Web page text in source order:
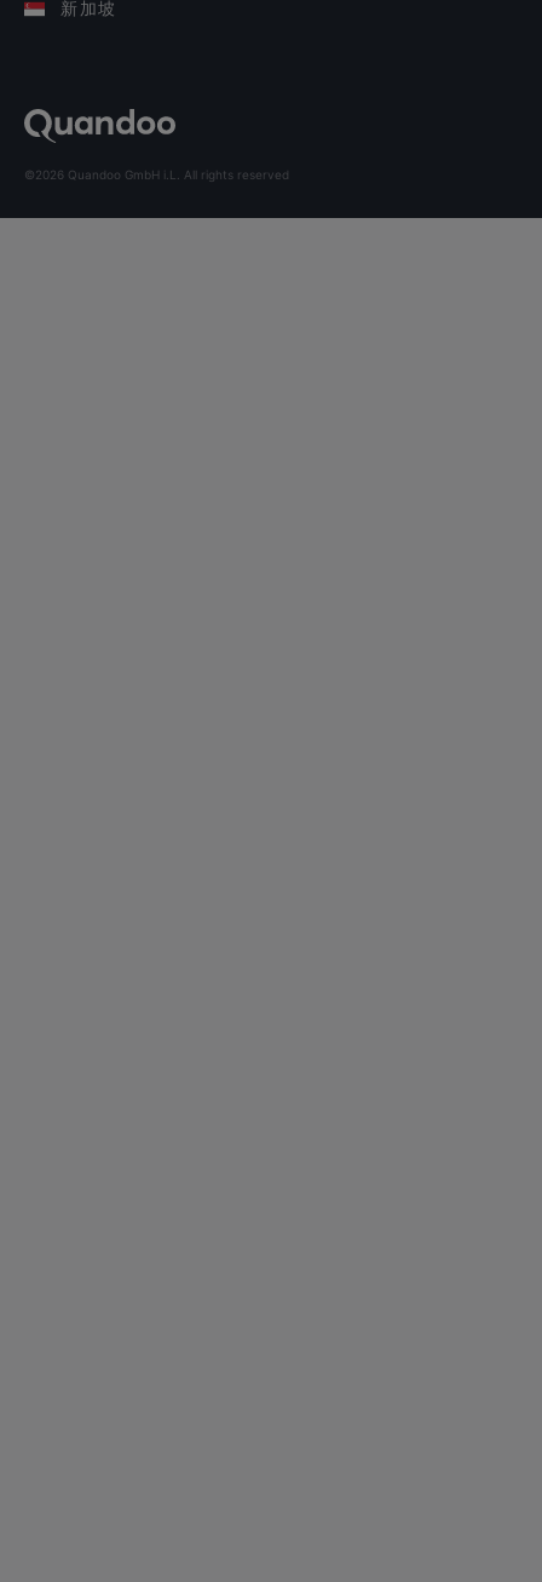
新加坡
©2026 Quandoo GmbH i.L. All rights reserved